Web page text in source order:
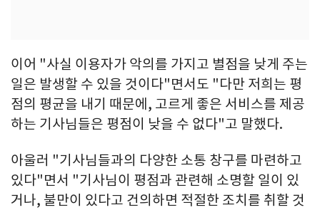
이어 "사실 이용자가 악의를 가지고 별점을 낮게 주는
일은 발생할 수 있을 것이다"면서도 "다만 저희는 평
점의 평균을 내기 때문에, 고르게 좋은 서비스를 제공
하는 기사님들은 평점이 낮을 수 없다"고 말했다.
아울러 "기사님들과의 다양한 소통 창구를 마련하고
있다"면서 "기사님이 평점과 관련해 소명할 일이 있
거나, 불만이 있다고 건의하면 적절한 조치를 취할 것